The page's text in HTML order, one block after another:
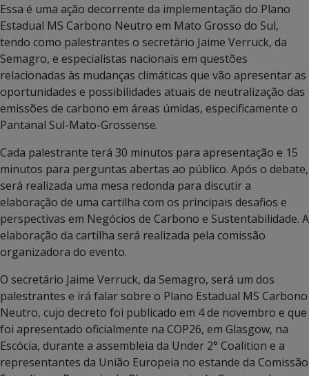
Essa é uma ação decorrente da implementação do Plano
Estadual MS Carbono Neutro em Mato Grosso do Sul,
tendo como palestrantes o secretário Jaime Verruck, da
Semagro, e especialistas nacionais em questões
relacionadas às mudanças climáticas que vão apresentar as
oportunidades e possibilidades atuais de neutralização das
emissões de carbono em áreas úmidas, especificamente o
Pantanal Sul-Mato-Grossense.
Cada palestrante terá 30 minutos para apresentação e 15
minutos para perguntas abertas ao público. Após o debate,
será realizada uma mesa redonda para discutir a
elaboração de uma cartilha com os principais desafios e
perspectivas em Negócios de Carbono e Sustentabilidade. A
elaboração da cartilha será realizada pela comissão
organizadora do evento.
O secretário Jaime Verruck, da Semagro, será um dos
palestrantes e irá falar sobre o Plano Estadual MS Carbono
Neutro, cujo decreto foi publicado em 4 de novembro e que
foi apresentado oficialmente na COP26, em Glasgow, na
Escócia, durante a assembleia da Under 2° Coalition e a
representantes da União Europeia no estande da Comissão